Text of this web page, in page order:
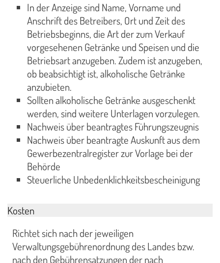
In der Anzeige sind Name, Vorname und
Anschrift des Betreibers, Ort und Zeit des
Betriebsbeginns, die Art der zum Verkauf
vorgesehenen Getränke und Speisen und die
Betriebsart anzugeben. Zudem ist anzugeben,
ob beabsichtigt ist, alkoholische Getränke
anzubieten.
Sollten alkoholische Getränke ausgeschenkt
werden, sind weitere Unterlagen vorzulegen.
Nachweis über beantragtes Führungszeugnis
Nachweis über beantragte Auskunft aus dem
Gewerbezentralregister zur Vorlage bei der
Behörde
Steuerliche Unbedenklichkeitsbescheinigung
Kosten
Richtet sich nach der jeweiligen
Verwaltungsgebührenordnung des Landes bzw.
nach den Gebührensatzungen der nach